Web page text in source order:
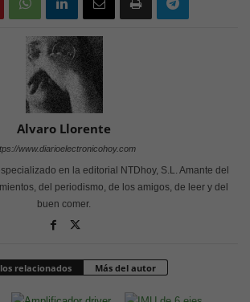
Alvaro Llorente
www.diarioelectronicohoy.com
en la editorial NTDhoy, S.L. Amante del
del periodismo, de los amigos, de leer y del
buen comer.
relacionados Más del autor